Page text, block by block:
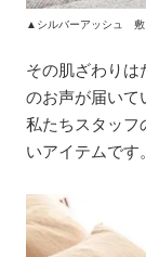
▲シルバーアッシュ 敷
その肌ざわりは
のお声が届いて
私たちスタッフ
いアイテムです。